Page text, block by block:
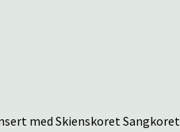
med Skienskoret